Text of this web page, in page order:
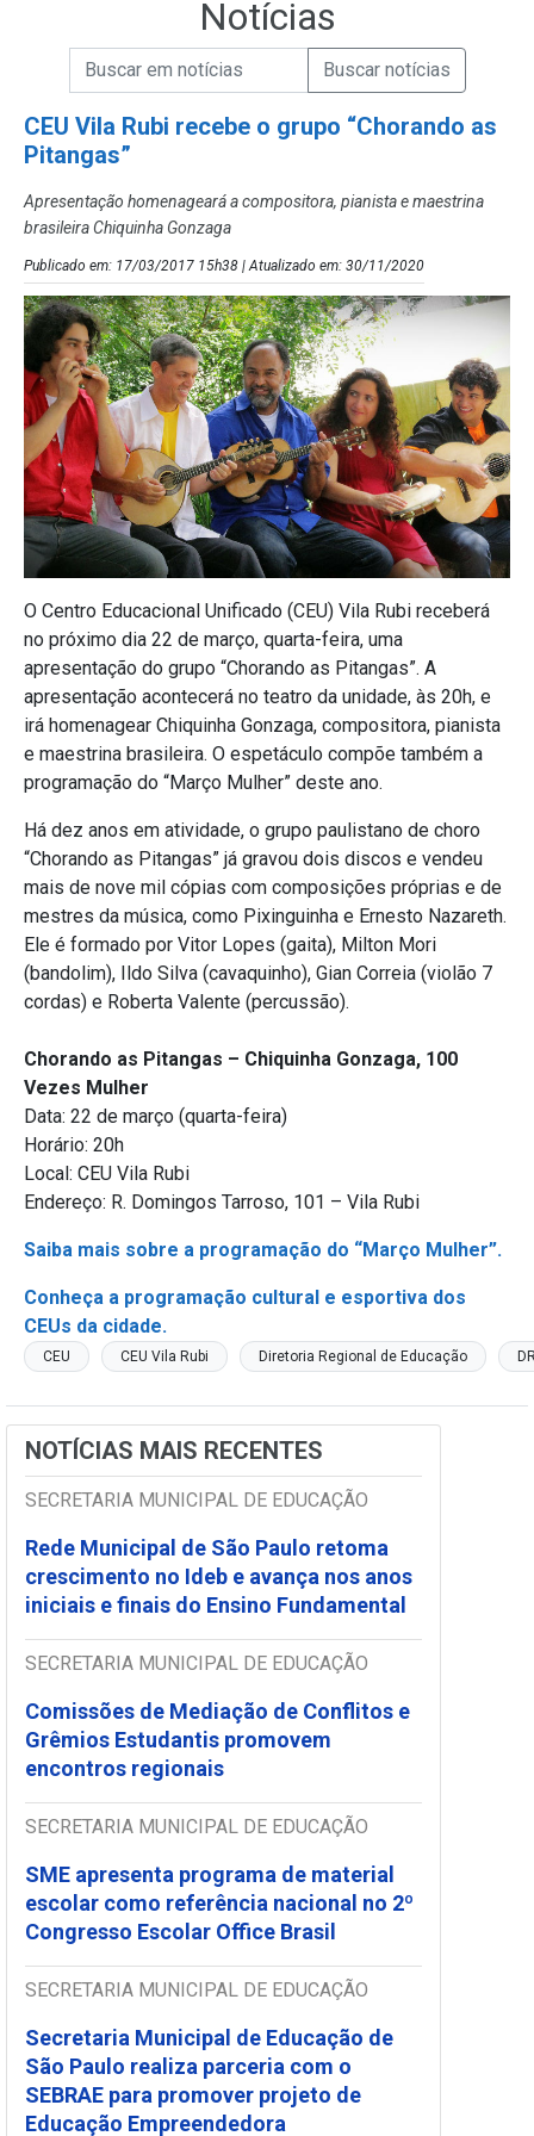
Notícias
Campo de Busca de Notícias
Campo de Busca de informaçõesEnviar a Busca de Notícias
CEU Vila Rubi recebe o grupo “Chorando as
Pitangas”
Apresentação homenageará a compositora, pianista e maestrina
brasileira Chiquinha Gonzaga
Publicado em: 17/03/2017 15h38 | Atualizado em: 30/11/2020
O Centro Educacional Unificado (CEU) Vila Rubi receberá
no próximo dia 22 de março, quarta-feira, uma
apresentação do grupo “Chorando as Pitangas”. A
apresentação acontecerá no teatro da unidade, às 20h, e
irá homenagear Chiquinha Gonzaga, compositora, pianista
e maestrina brasileira. O espetáculo compõe também a
programação do “Março Mulher” deste ano.
Há dez anos em atividade, o grupo paulistano de choro
“Chorando as Pitangas” já gravou dois discos e vendeu
mais de nove mil cópias com composições próprias e de
mestres da música, como Pixinguinha e Ernesto Nazareth.
Ele é formado por Vitor Lopes (gaita), Milton Mori
(bandolim), Ildo Silva (cavaquinho), Gian Correia (violão 7
cordas) e Roberta Valente (percussão).
Chorando as Pitangas – Chiquinha Gonzaga, 100
Vezes Mulher
Data: 22 de março (quarta-feira)
Horário: 20h
Local: CEU Vila Rubi
Endereço: R. Domingos Tarroso, 101 – Vila Rubi
Saiba mais sobre a programação do “Março Mulher”.
Conheça a programação cultural e esportiva dos
CEUs da cidade.
CEU CEU Vila Rubi Diretoria Regional de Educação
NOTÍCIAS MAIS RECENTES
SECRETARIA MUNICIPAL DE EDUCAÇÃO
Rede Municipal de São Paulo retoma
crescimento no Ideb e avança nos anos
iniciais e finais do Ensino Fundamental
SECRETARIA MUNICIPAL DE EDUCAÇÃO
Comissões de Mediação de Conflitos e
Grêmios Estudantis promovem
encontros regionais
SECRETARIA MUNICIPAL DE EDUCAÇÃO
SME apresenta programa de material
escolar como referência nacional no 2º
Congresso Escolar Office Brasil
SECRETARIA MUNICIPAL DE EDUCAÇÃO
Secretaria Municipal de Educação de
São Paulo realiza parceria com o
SEBRAE para promover projeto de
Educação Empreendedora